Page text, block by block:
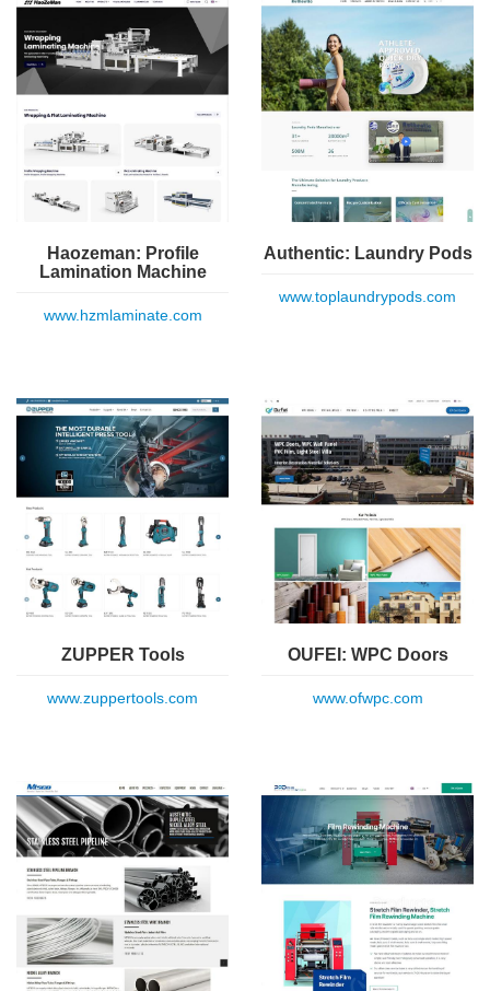
Haozeman: Profile
Lamination Machine
www.hzmlaminate.com
Authentic: Laundry Pods
www.toplaundrypods.com
ZUPPER Tools
www.zuppertools.com
OUFEI: WPC Doors
www.ofwpc.com